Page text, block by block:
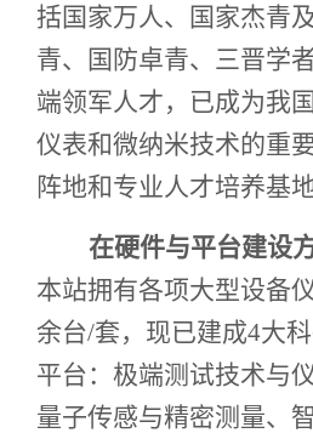
括国家万人、国家杰青
青、国防卓青、三晋学
端领军人才，已成为我
仪表和微纳米技术的重
阵地和专业人才培养基地
在硬件与平台建设
本站拥有各项大型设备
余台/套，现已建成4大
平台：极端测试技术与仪
量子传感与精密测量、